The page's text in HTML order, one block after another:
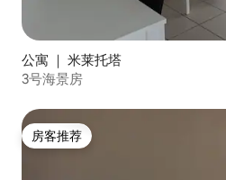
公寓 ｜ 米莱托塔
3号海景房
房客推荐
房客推荐